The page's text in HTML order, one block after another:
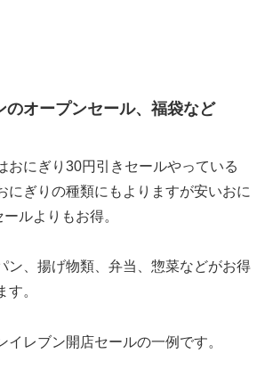
のオープンセール、福袋など
おにぎり30円引きセールやっている
にぎりの種類にもよりますが安いおに
ルよりもお得。
ン、揚げ物類、弁当、惣菜などがお得
す。
イレブン開店セールの一例です。